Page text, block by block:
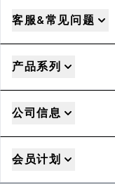
客服&常见问题
产品系列
公司信息
会员计划